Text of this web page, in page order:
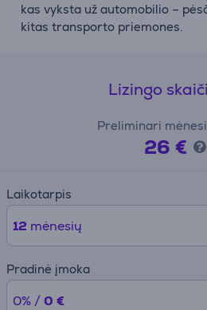
kas vyksta už automobilio –
kitas transporto priemones.
Lizingo
Preliminari
26 €
Laikotarpis
12 mėnesių
Pradinė įmoka
0% / 0 €